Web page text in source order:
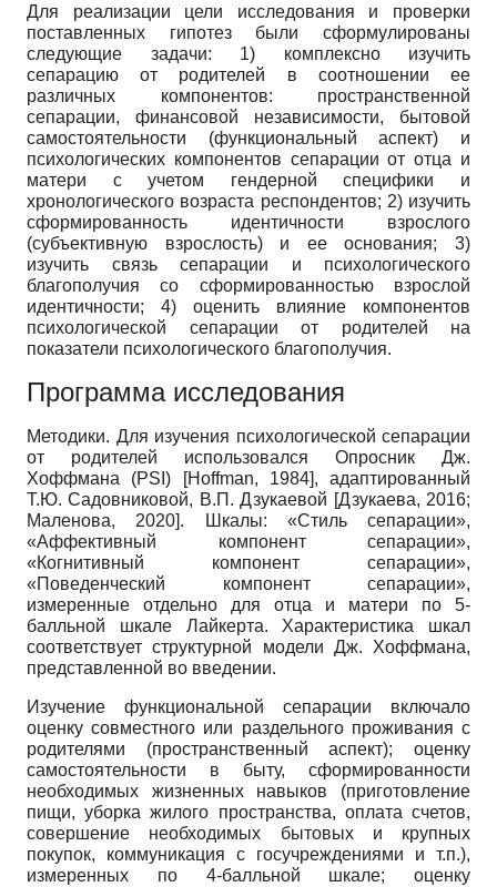
Для реализации цели исследования и проверки
поставленных гипотез были сформулированы
следующие задачи: 1) комплексно изучить
сепарацию от родителей в соотношении ее
различных компонентов: пространственной
сепарации, финансовой независимости, бытовой
самостоятельности (функциональный аспект) и
психологических компонентов сепарации от отца и
матери с учетом гендерной специфики и
хронологического возраста респондентов; 2) изучить
сформированность идентичности взрослого
(субъективную взрослость) и ее основания; 3)
изучить связь сепарации и психологического
благополучия со сформированностью взрослой
идентичности; 4) оценить влияние компонентов
психологической сепарации от родителей на
показатели психологического благополучия.
Программа исследования
Методики. Для изучения психологической сепарации
от родителей использовался Опросник Дж.
Хоффмана (PSI)
[Hoffman, 1984], адаптированный
Т.Ю. Садовниковой, В.П. Дзукаевой [Дзукаева, 2016;
Маленова, 2020]. Шкалы: «Стиль сепарации»,
«Аффективный компонент сепарации»,
«Когнитивный компонент сепарации»,
«Поведенческий компонент сепарации»,
измеренные отдельно для отца и матери по 5-
балльной шкале Лайкерта. Характеристика шкал
соответствует структурной модели Дж. Хоффмана,
представленной во введении.
Изучение функциональной сепарации включало
оценку совместного или раздельного проживания с
родителями (пространственный аспект); оценку
самостоятельности в быту, сформированности
необходимых жизненных навыков (приготовление
пищи, уборка жилого пространства, оплата счетов,
совершение необходимых бытовых и крупных
покупок, коммуникация с госучреждениями и т.п.),
измеренных по 4-балльной шкале; оценку